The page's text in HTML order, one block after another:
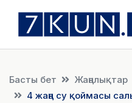
Басты бет
Жаңалықтар
4 жаңа су қоймасы